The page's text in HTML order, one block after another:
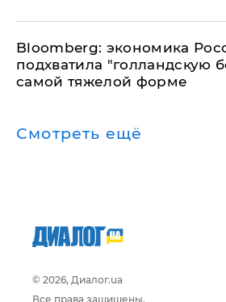
Bloomberg: экономика
подхватила "голландскую
самой тяжелой форме
Смотреть ещё
© 2026, Диалог.ua
Все права защищены.